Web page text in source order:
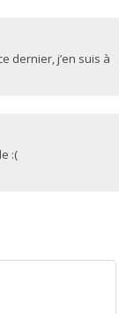
dernier, j’en suis à
:(